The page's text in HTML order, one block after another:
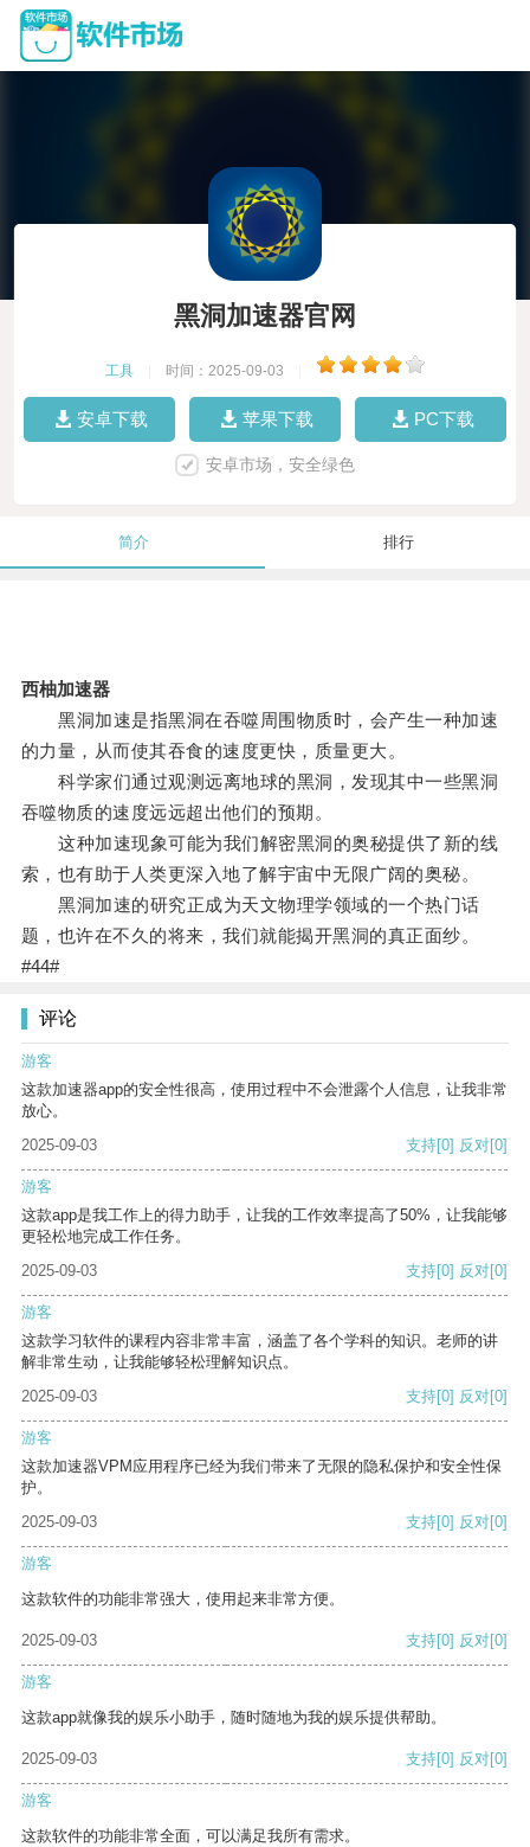
黑洞加速器官网
工具 时间：2025-09-03
安卓下载 苹果下载 PC下载
安卓市场，安全绿色
简介 排行
西柚加速器
黑洞加速是指黑洞在吞噬周围物质时，会产生一种加速
的力量，从而使其吞食的速度更快，质量更大。
科学家们通过观测远离地球的黑洞，发现其中一些黑洞
吞噬物质的速度远远超出他们的预期。
这种加速现象可能为我们解密黑洞的奥秘提供了新的线
索，也有助于人类更深入地了解宇宙中无限广阔的奥秘。
黑洞加速的研究正成为天文物理学领域的一个热门话
题，也许在不久的将来，我们就能揭开黑洞的真正面纱。
#44#
评论
游客
这款加速器app的安全性很高，使用过程中不会泄露个人信息，让我非常
放心。
2025-09-03
支持[0] 反对[0]
游客
这款app是我工作上的得力助手，让我的工作效率提高了50%，让我能够
更轻松地完成工作任务。
2025-09-03
支持[0] 反对[0]
游客
这款学习软件的课程内容非常丰富，涵盖了各个学科的知识。老师的讲
解非常生动，让我能够轻松理解知识点。
2025-09-03
支持[0] 反对[0]
游客
这款加速器VPM应用程序已经为我们带来了无限的隐私保护和安全性保
护。
2025-09-03
支持[0] 反对[0]
游客
这款软件的功能非常强大，使用起来非常方便。
2025-09-03 支持[0] 反对[0]
游客
这款app就像我的娱乐小助手，随时随地为我的娱乐提供帮助。
2025-09-03 支持[0] 反对[0]
游客
这款软件的功能非常全面，可以满足我所有需求。